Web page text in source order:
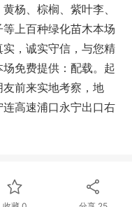
杨、棕榈、紫叶李、
上百种绿化苗木本场
，诚实守信，与您精
免费提供：配载。起
前来实地考察，地
高速浦口永宁出口右